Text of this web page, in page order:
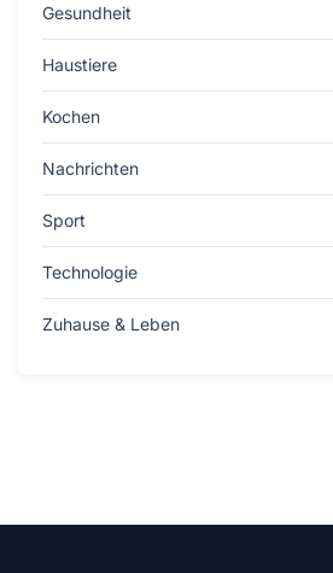
Gesundheit
Haustiere
Kochen
Nachrichten
Sport
Technologie
Zuhause & Leben